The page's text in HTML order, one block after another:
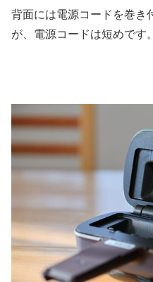
背面には電源コードを巻き
が、電源コードは短めです